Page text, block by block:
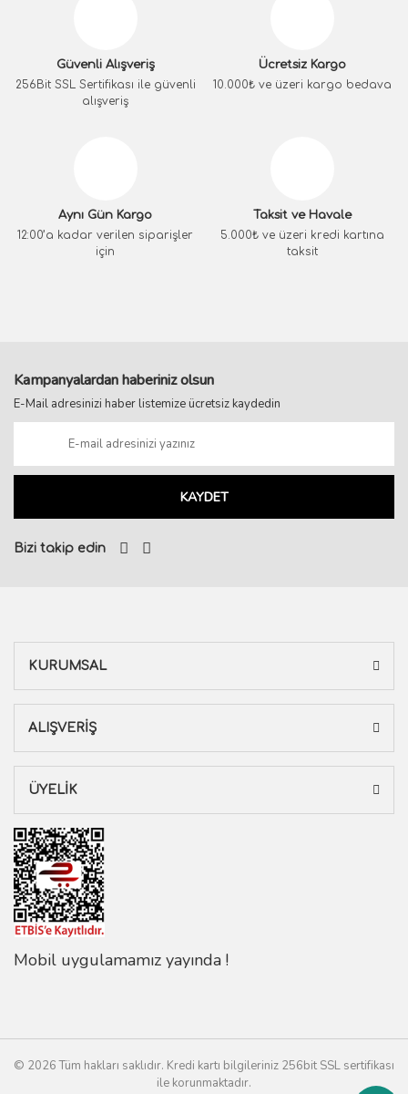
Güvenli Alışveriş
256Bit SSL Sertifikası ile güvenli
alışveriş
Ücretsiz Kargo
10.000₺ ve üzeri kargo bedava
Aynı Gün Kargo
12:00’a kadar verilen siparişler
için
Taksit ve Havale
5.000₺ ve üzeri kredi kartına
taksit
Kampanyalardan haberiniz olsun
E-Mail adresinizi haber listemize ücretsiz kaydedin
KAYDET
Bizi takip edin
KURUMSAL
ALIŞVERİŞ
ÜYELİK
Mobil uygulamamız yayında !
© 2026 Tüm hakları saklıdır. Kredi kartı bilgileriniz 256bit SSL sertifikası
ile korunmaktadır.